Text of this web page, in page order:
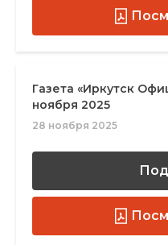
Газета «Иркутск
ноября 2025
28 ноября 2025